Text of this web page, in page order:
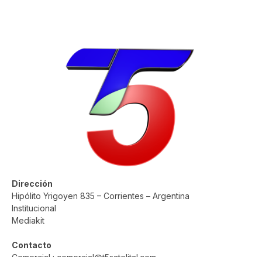
Dirección
Hipólito Yrigoyen 835 – Corrientes – Argentina
Institucional
Mediakit
Contacto